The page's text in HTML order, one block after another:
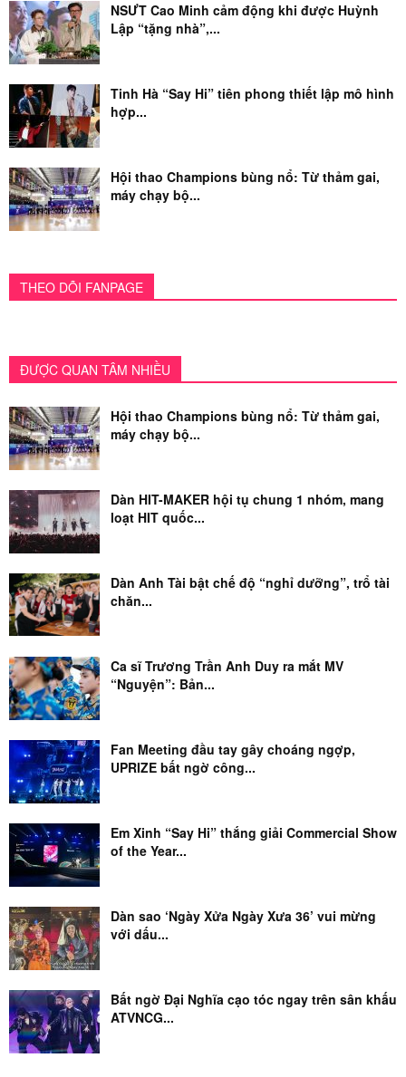
NSƯT Cao Minh cảm động khi được Huỳnh
Lập “tặng nhà”,...
Tinh Hà “Say Hi” tiên phong thiết lập mô hình
hợp...
Hội thao Champions bùng nổ: Từ thảm gai,
máy chạy bộ...
THEO DÕI FANPAGE
ĐƯỢC QUAN TÂM NHIỀU
Hội thao Champions bùng nổ: Từ thảm gai,
máy chạy bộ...
Dàn HIT-MAKER hội tụ chung 1 nhóm, mang
loạt HIT quốc...
Dàn Anh Tài bật chế độ “nghỉ dưỡng”, trổ tài
chăn...
Ca sĩ Trương Trần Anh Duy ra mắt MV
“Nguyện”: Bản...
Fan Meeting đầu tay gây choáng ngợp,
UPRIZE bất ngờ công...
Em Xinh “Say Hi” thắng giải Commercial Show
of the Year...
Dàn sao ‘Ngày Xửa Ngày Xưa 36’ vui mừng
với dấu...
Bất ngờ Đại Nghĩa cạo tóc ngay trên sân khấu
ATVNCG...